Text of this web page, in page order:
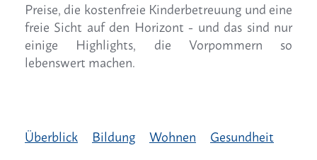
Preise, die kostenfreie Kinderbetreuung und eine
freie Sicht auf den Horizont - und das sind nur
einige Highlights, die Vorpommern so
lebenswert machen.
Überblick Bildung Wohnen Gesundheit